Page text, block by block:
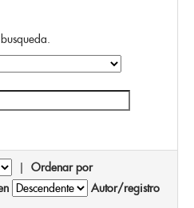
| Ordenar por
Autor/registro